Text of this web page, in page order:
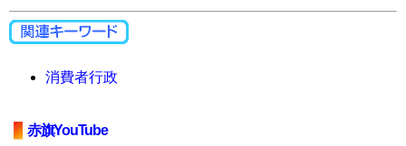
消費者行政
赤旗YouTube